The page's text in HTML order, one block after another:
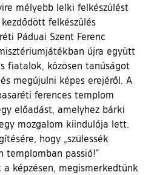
mélyebb lelki felkészülést
felkészülés
Páduai Szent Ferenc
újra együtt
fiatalok, közösen tanúságot
megújulni képes erejéről. A
ferences templom
előadást, amelyhez bárki
mozgalom kiindulója lett.
hogy „szülessék
templomban passió!”
képzésen, megismerkedtünk